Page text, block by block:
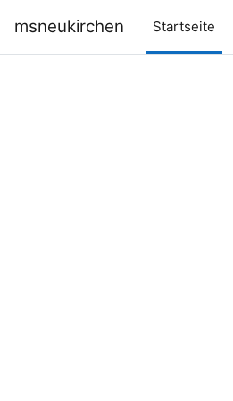
msneukirchen Startseite